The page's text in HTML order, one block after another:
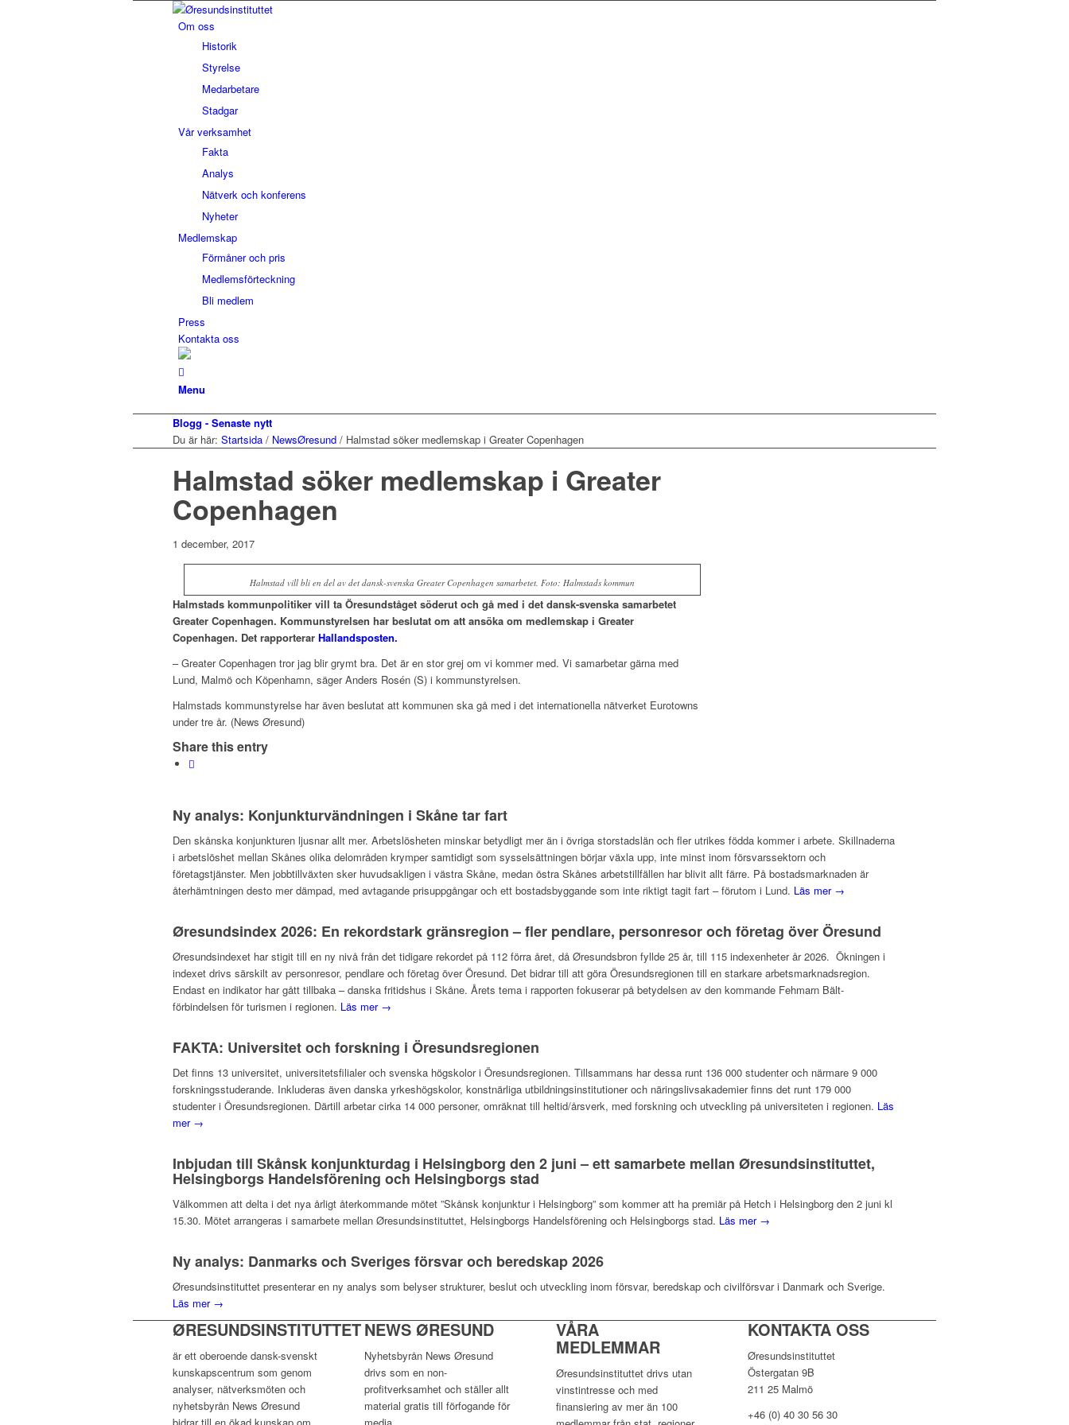
Om oss
Historik
Styrelse
Medarbetare
Stadgar
Vår verksamhet
Fakta
Analys
Nätverk och konferens
Nyheter
Medlemskap
Förmåner och pris
Medlemsförteckning
Bli medlem
Press
Kontakta oss
Menu
Blogg - Senaste nytt
Du är här: Startsida / NewsØresund / Halmstad söker medlemskap i Greater Copenhagen
Halmstad söker medlemskap i Greater
Copenhagen
1 december, 2017
Halmstad vill bli en del av det dansk-svenska Greater Copenhagen samarbetet. Foto: Halmstads kommun
Halmstads kommunpolitiker vill ta Öresundståget söderut och gå med i det dansk-svenska samarbetet
Greater Copenhagen. Kommunstyrelsen har beslutat om att ansöka om medlemskap i Greater
Copenhagen. Det rapporterar Hallandsposten.
– Greater Copenhagen tror jag blir grymt bra. Det är en stor grej om vi kommer med. Vi samarbetar gärna med
Lund, Malmö och Köpenhamn, säger Anders Rosén (S) i kommunstyrelsen.
Halmstads kommunstyrelse har även beslutat att kommunen ska gå med i det internationella nätverket Eurotowns
under tre år. (News Øresund)
Share this entry
Ny analys: Konjunkturvändningen i Skåne tar fart
Den skånska konjunkturen ljusnar allt mer. Arbetslösheten minskar betydligt mer än i övriga storstadslän och fler utrikes födda kommer i arbete. Skillnaderna
i arbetslöshet mellan Skånes olika delområden krymper samtidigt som sysselsättningen börjar växla upp, inte minst inom försvarssektorn och
företagstjänster. Men jobbtillväxten sker huvudsakligen i västra Skåne, medan östra Skånes arbetstillfällen har blivit allt färre. På bostadsmarknaden är
återhämtningen desto mer dämpad, med avtagande prisuppgångar och ett bostadsbyggande som inte riktigt tagit fart – förutom i Lund. Läs mer →
Øresundsindex 2026: En rekordstark gränsregion – fler pendlare, personresor och företag över Öresund
Øresundsindexet har stigit till en ny nivå från det tidigare rekordet på 112 förra året, då Øresundsbron fyllde 25 år, till 115 indexenheter år 2026. Ökningen i
indexet drivs särskilt av personresor, pendlare och företag över Öresund. Det bidrar till att göra Öresundsregionen till en starkare arbetsmarknadsregion.
Endast en indikator har gått tillbaka – danska fritidshus i Skåne. Årets tema i rapporten fokuserar på betydelsen av den kommande Fehmarn Bält-
förbindelsen för turismen i regionen. Läs mer →
FAKTA: Universitet och forskning i Öresundsregionen
Det finns 13 universitet, universitetsfilialer och svenska högskolor i Öresundsregionen. Tillsammans har dessa runt 136 000 studenter och närmare 9 000
forskningsstuderande. Inkluderas även danska yrkeshögskolor, konstnärliga utbildningsinstitutioner och näringslivsakademier finns det runt 179 000
studenter i Öresundsregionen. Därtill arbetar cirka 14 000 personer, omräknat till heltid/årsverk, med forskning och utveckling på universiteten i regionen. Läs
mer →
Inbjudan till Skånsk konjunkturdag i Helsingborg den 2 juni – ett samarbete mellan Øresundsinstituttet,
Helsingborgs Handelsförening och Helsingborgs stad
Välkommen att delta i det nya årligt återkommande mötet ”Skånsk konjunktur i Helsingborg” som kommer att ha premiär på Hetch i Helsingborg den 2 juni kl
15.30. Mötet arrangeras i samarbete mellan Øresundsinstituttet, Helsingborgs Handelsförening och Helsingborgs stad. Läs mer →
Ny analys: Danmarks och Sveriges försvar och beredskap 2026
Øresundsinstituttet presenterar en ny analys som belyser strukturer, beslut och utveckling inom försvar, beredskap och civilförsvar i Danmark och Sverige.
Läs mer →
ØRESUNDSINSTITUTTET
är ett oberoende dansk-svenskt
kunskapscentrum som genom
analyser, nätverksmöten och
nyhetsbyrån News Øresund
NEWS ØRESUND
Nyhetsbyrån News Øresund
drivs som en non-
profitverksamhet och ställer allt
material gratis till förfogande för
VÅRA
MEDLEMMAR
Øresundsinstituttet drivs utan
vinst­intresse och med
finansiering av mer än 100
KONTAKTA OSS
Øresundsinstituttet
Östergatan 9B
211 25 Malmö
+46 (0) 40 30 56 30